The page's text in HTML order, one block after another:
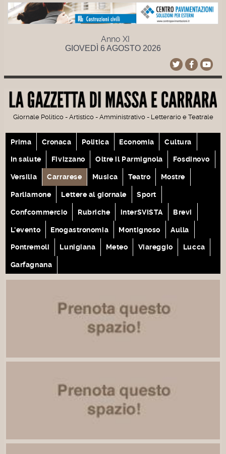
Anno XI
GIOVEDÌ 6 AGOSTO 2026
Giornale Politico - Artistico - Amministrativo - Letterario e Teatrale
Prima Cronaca Politica Economia Cultura
In salute Fivizzano Oltre il Parmignola Fosdinovo
Versilia Carrarese Musica Teatro Mostre
Parliamone Lettere al giornale Sport
Confcommercio Rubriche interSVISTA Brevi
L'evento Enogastronomia Montignoso Aulla
Pontremoli Lunigiana Meteo Viareggio Lucca
Garfagnana